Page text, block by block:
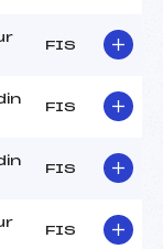
FIS
FIS
FIS
FIS